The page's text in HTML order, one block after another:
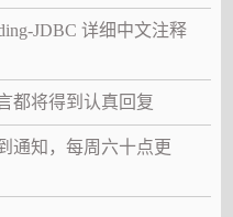
JDBC 详细中文注释
都将得到认真回复
通知，每周六十点更